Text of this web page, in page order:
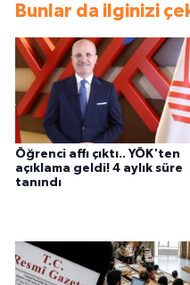
Bunlar da ilginizi
Öğrenci affı çıktı.. YÖK'ten
açıklama geldi! 4 aylık süre
tanındı